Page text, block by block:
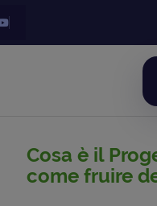
Cosa è il
come fruire